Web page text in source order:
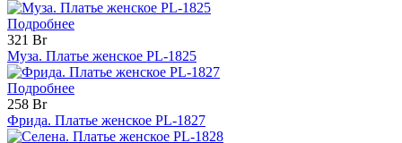
Подробнее
321 Br
Муза. Платье женское PL-1825
Подробнее
258 Br
Фрида. Платье женское PL-1827